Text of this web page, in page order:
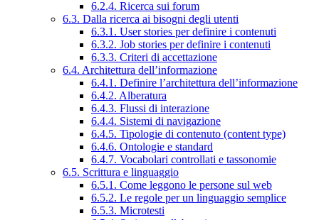
6.2.4. Ricerca sui forum
6.3. Dalla ricerca ai bisogni degli utenti
6.3.1. User stories per definire i contenuti
6.3.2. Job stories per definire i contenuti
6.3.3. Criteri di accettazione
6.4. Architettura dell’informazione
6.4.1. Definire l’architettura dell’informazione
6.4.2. Alberatura
6.4.3. Flussi di interazione
6.4.4. Sistemi di navigazione
6.4.5. Tipologie di contenuto (content type)
6.4.6. Ontologie e standard
6.4.7. Vocabolari controllati e tassonomie
6.5. Scrittura e linguaggio
6.5.1. Come leggono le persone sul web
6.5.2. Le regole per un linguaggio semplice
6.5.3. Microtesti